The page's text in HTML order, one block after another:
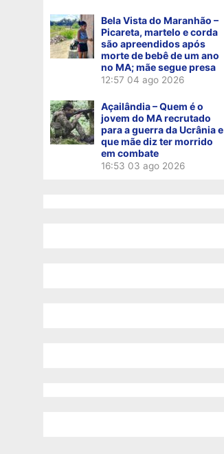
Bela Vista do Maranhão –
Picareta, martelo e corda
são apreendidos após
morte de bebê de um ano
no MA; mãe segue presa
12:57 04 ago 2026
Açailândia – Quem é o
jovem do MA recrutado
para a guerra da Ucrânia e
que mãe diz ter morrido
em combate
16:53 03 ago 2026